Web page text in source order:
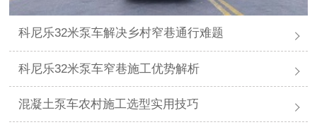
科尼乐32米泵车解决乡村窄巷通行难题
科尼乐32米泵车窄巷施工优势解析
混凝土泵车农村施工选型实用技巧